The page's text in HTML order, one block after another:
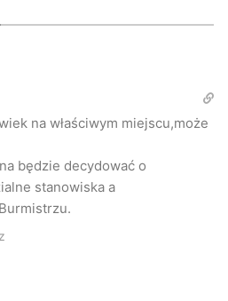
na właściwym miejscu,może
będzie decydować o
stanowiska a